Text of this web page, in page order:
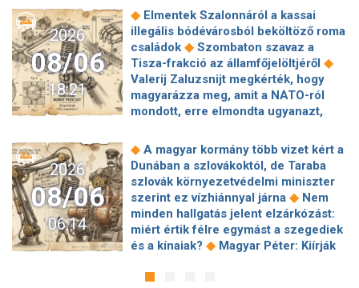
Donald Trump
◆ „Kevésen múlt a
katasztrófa” – szintet léphetett az
orosz hibrid hadviselés
Ákos: Vagyonkezelés közérdekből: mi
jön a kekvák után?
Térképen, ahogy
hajnalban elérte Magyarország
határát a hidegfront
◆
A forintot is
megütheti az aszály
Szombaton
államfőjelöltjéről◆Egyre inkább az
agglomerációt választják a főváros
helyett, akik százmilliónál többért
vennének lakást◆Robbanószereket
találtak Budapesten, péntek hajnalban
több helyszínt is lezárnak◆Calcio:
mintha Michelangelo zsírkrétával
a továbbjutást: egy harmadik perces
2026
08/06
18:21
◆ Elmentek Szalonnáról a kassai
illegális bódévárosból beköltöző roma
családok ◆ Szombaton szavaz a
Tisza-frakció az államfőjelöltjéről ◆
Valerij Zaluzsnijt megkérték, hogy
magyarázza meg, amit a NATO-ról
mondott, erre elmondta ugyanazt,
kötött szerződéseket a HM cége a
Lounge Eventtel, a miniszter
feljelentést tett
Orbán Anita
megkérte a szlovák kormányt, hogy
segítse a magyar vízellátást ◆ Forró
augusztus: gátja lehet az uniós
források hazahozatalának az
Alkotmánybíróság?◆
Török Gábor: Ez
Magyar Péter vizsgahete
2026
08/06
06:14
◆ A magyar kormány több vizet kért a
Dunában a szlovákoktól, de Taraba
szlovák környezetvédelmi miniszter
szerint ez vízhiánnyal járna ◆ Nem
minden hallgatás jelent elzárkózást:
miért értik félre egymást a szegediek
és a kínaiak? ◆ Magyar Péter: Kiírják